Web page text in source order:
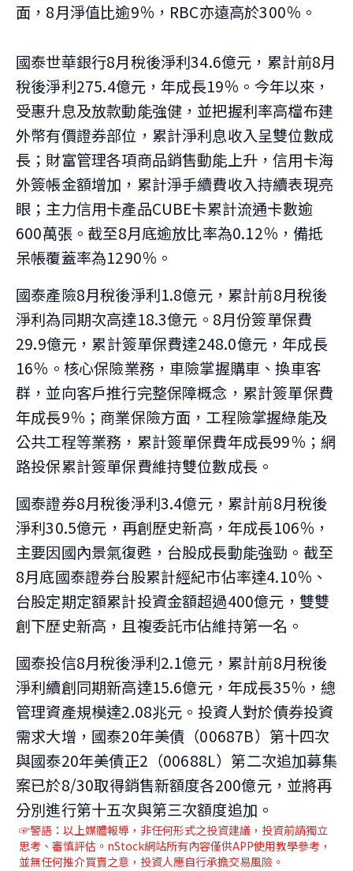
面，8月淨值比逾9％，RBC亦遠高於300％。
國泰世華銀行8月稅後淨利34.6億元，累計前8月
稅後淨利275.4億元，年成長19％。今年以來，
受惠升息及放款動能強健，並把握利率高檔布建
外幣有價證券部位，累計淨利息收入呈雙位數成
長；財富管理各項商品銷售動能上升，信用卡海
外簽帳金額增加，累計淨手續費收入持續表現亮
眼；主力信用卡產品CUBE卡累計流通卡數逾
600萬張。截至8月底逾放比率為0.12％，備抵
呆帳覆蓋率為1290％。
國泰產險8月稅後淨利1.8億元，累計前8月稅後
淨利為同期次高達18.3億元。8月份簽單保費
29.9億元，累計簽單保費達248.0億元，年成長
16％。核心保險業務，車險掌握購車、換車客
群，並向客戶推行完整保障概念，累計簽單保費
年成長9％；商業保險方面，工程險掌握綠能及
公共工程等業務，累計簽單保費年成長99％；網
路投保累計簽單保費維持雙位數成長。
國泰證券8月稅後淨利3.4億元，累計前8月稅後
淨利30.5億元，再創歷史新高，年成長106％，
主要因國內景氣復甦，台股成長動能強勁。截至
8月底國泰證券台股累計經紀市佔率達4.10％、
台股定期定額累計投資金額超過400億元，雙雙
創下歷史新高，且複委託市佔維持第一名。
國泰投信8月稅後淨利2.1億元，累計前8月稅後
淨利續創同期新高達15.6億元，年成長35％，總
管理資產規模達2.08兆元。投資人對於債券投資
需求大增，國泰20年美債（00687B）第十四次
與國泰20年美債正2（00688L）第二次追加募集
案已於8/30取得銷售新額度各200億元，並將再
分別進行第十五次與第三次額度追加。
☞警語：以上媒體報導，非任何形式之投資建議，投資前請獨立
思考、審慎評估。nStock網站所有內容僅供APP使用教學參考，
並無任何推介買賣之意，投資人應自行承擔交易風險。